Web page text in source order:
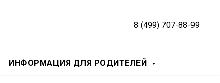
8 (499) 707-88-99
ИНФОРМАЦИЯ ДЛЯ РОДИТЕЛЕЙ